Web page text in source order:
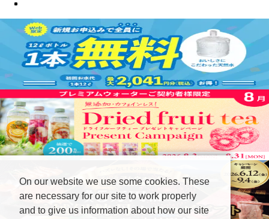
On our website we use some cookies. These
are necessary for our site to work properly
and to give us information about how our site